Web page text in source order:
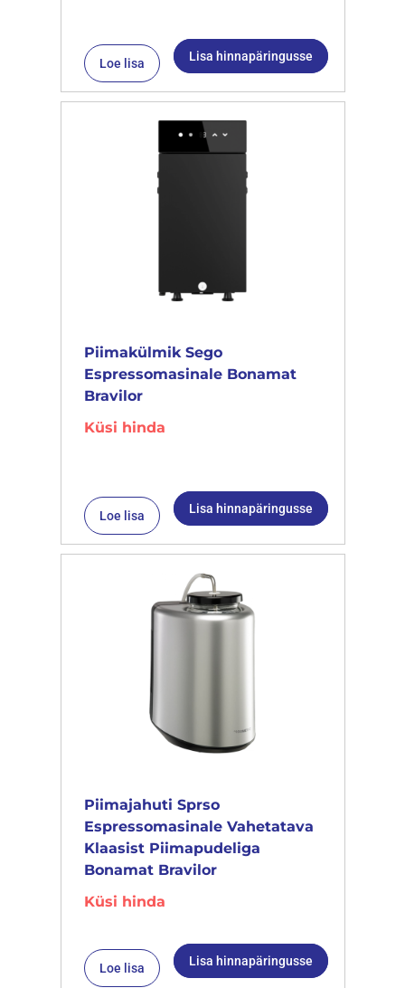
Loe lisa Lisa hinnapäringusse
Piimakülmik Sego
Espressomasinale Bonamat
Bravilor
Küsi hinda
Loe lisa Lisa hinnapäringusse
Piimajahuti Sprso
Espressomasinale Vahetatava
Klaasist Piimapudeliga
Bonamat Bravilor
Küsi hinda
Loe lisa Lisa hinnapäringusse